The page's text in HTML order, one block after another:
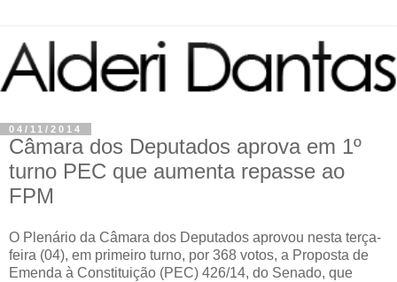
04/11/2014
Câmara dos Deputados aprova em 1º
turno PEC que aumenta repasse ao
FPM
O Plenário da Câmara dos Deputados aprovou nesta terça-
feira (04), em primeiro turno, por 368 votos, a Proposta de
Emenda à Constituição (PEC) 426/14, do Senado, que